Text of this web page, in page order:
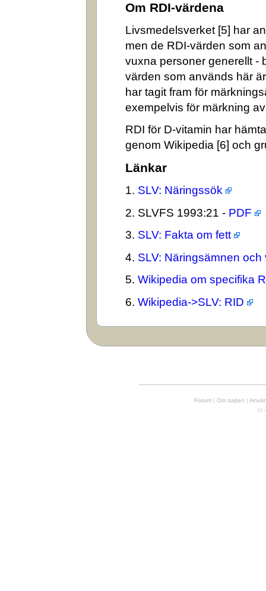
Om RDI-värdena
Livsmedelsverket [5] har
men de RDI-värden som
vuxna personer generellt -
värden som används här
har tagit fram för
exempelvis för märkning
RDI för D-vitamin har
genom Wikipedia [6] och
Länkar
1. SLV: Näringssök
2. SLVFS 1993:21 - PDF
3. SLV: Fakta om fett
4. SLV: Näringsämnen och
5. Wikipedia om specifika
6. Wikipedia->SLV: RID
Forum | Om sajten |
ct